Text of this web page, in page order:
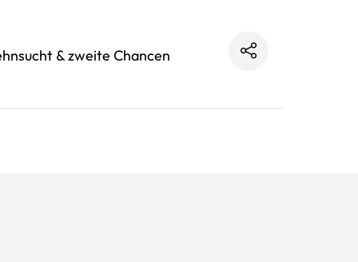
& zweite Chancen